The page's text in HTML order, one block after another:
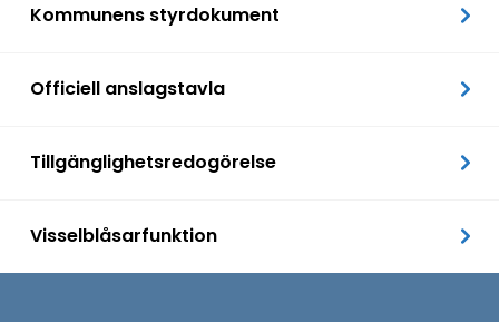
Kommunens styrdokument
Officiell anslagstavla
Tillgänglighetsredogörelse
Visselblåsarfunktion